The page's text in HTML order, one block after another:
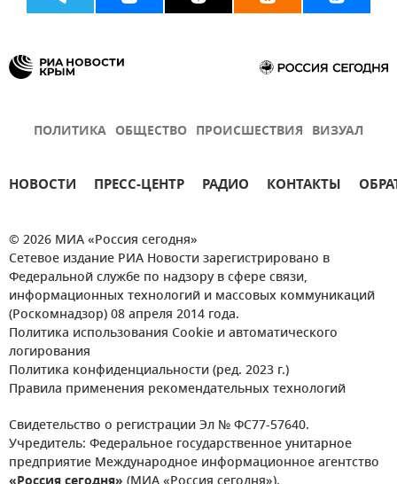
ПОЛИТИКА ОБЩЕСТВО ПРОИСШЕСТВИЯ ВИЗУАЛ
НОВОСТИ ПРЕСС-ЦЕНТР РАДИО КОНТАКТЫ
© 2026 МИА «Россия сегодня»
Сетевое издание РИА Новости зарегистрировано в
Федеральной службе по надзору в сфере связи,
информационных технологий и массовых коммуникаций
(Роскомнадзор) 08 апреля 2014 года.
Политика использования Cookie и автоматического
логирования
Политика конфиденциальности (ред. 2023 г.)
Правила применения рекомендательных технологий
Свидетельство о регистрации Эл № ФС77-57640.
Учредитель: Федеральное государственное унитарное
предприятие Международное информационное агентство